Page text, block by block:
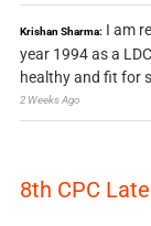
Krishan Sharma: I am
year 1994 as a
healthy and fit for
2 Weeks Ago
8th CPC